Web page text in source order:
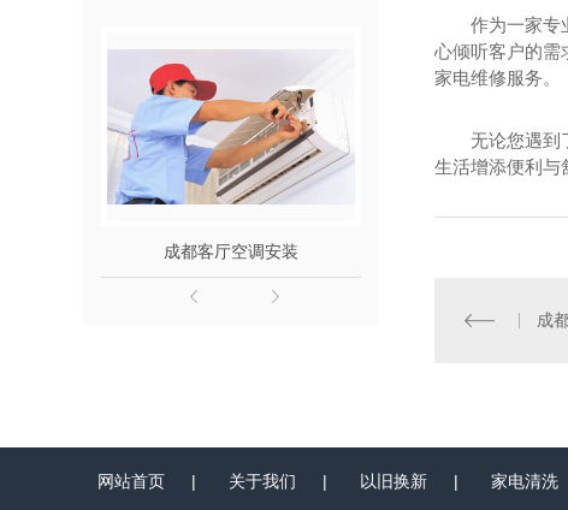
成都客厅空调安装
作为一家专
心倾听客户的需
家电维修服务。
无论您遇到
生活增添便利与
网站首页 | 关于我们 | 以旧换新 | 家电清洗